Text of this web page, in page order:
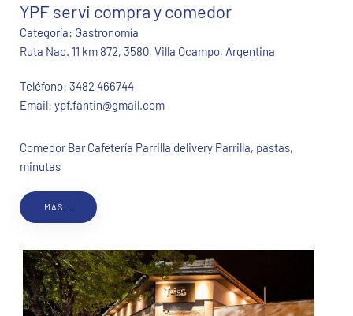
YPF servi compra y comedor
Categoría: Gastronomía
Ruta Nac. 11 km 872, 3580, Villa Ocampo, Argentina
Teléfono: 3482 466744
Email: ypf.fantin@gmail.com
Comedor Bar Cafetería Parrilla delivery Parrilla, pastas,
minutas
MÁS...